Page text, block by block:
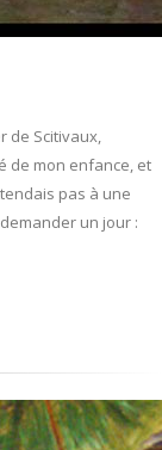
de Scitivaux,
de mon enfance, et
pas à une
un jour :